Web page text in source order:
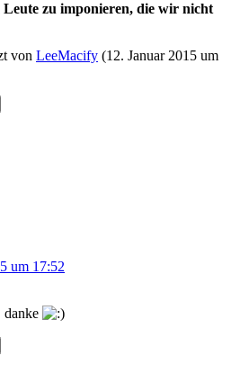
zu imponieren, die wir nicht
von LeeMacify (12. Januar 2015 um
um 17:52
danke